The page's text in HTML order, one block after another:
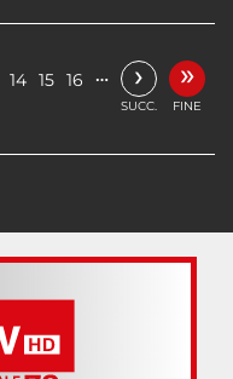
14 15 16 … ›
SUCC.
»
FINE